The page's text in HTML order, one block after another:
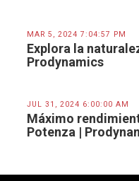
MAR 5, 2024 7:04:57 PM
Explora la
Prodynamics
JUL 31, 2024 6:00:00 AM
Máximo
Potenza |